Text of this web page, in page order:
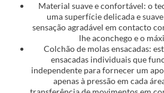
Material suave e confortável: o
uma superfície delicada e
sensação agradável em contacto
lhe aconchego e o
Colchão de molas ensacadas:
ensacadas individuais que
independente para fornecer um
apenas à pressão em cada